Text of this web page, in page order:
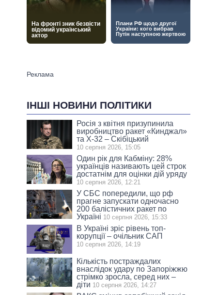
ІНШІ НОВИНИ ПОЛІТИКИ
Росія з квітня призупинила
виробництво ракет «Кинджал»
та Х-32 – Скібіцький
10 серпня 2026, 15:05
Один рік для Кабміну: 28%
українців називають цей строк
достатнім для оцінки дій уряду
10 серпня 2026, 12:21
У СБС попередили, що рф
прагне запускати одночасно
200 балістичних ракет по
Україні 10 серпня 2026, 15:33
В Україні зріс рівень топ-
корупції – очільник САП
10 серпня 2026, 14:19
Кількість постраждалих
внаслідок удару по Запоріжжю
стрімко зросла, серед них –
діти 10 серпня 2026, 14:27